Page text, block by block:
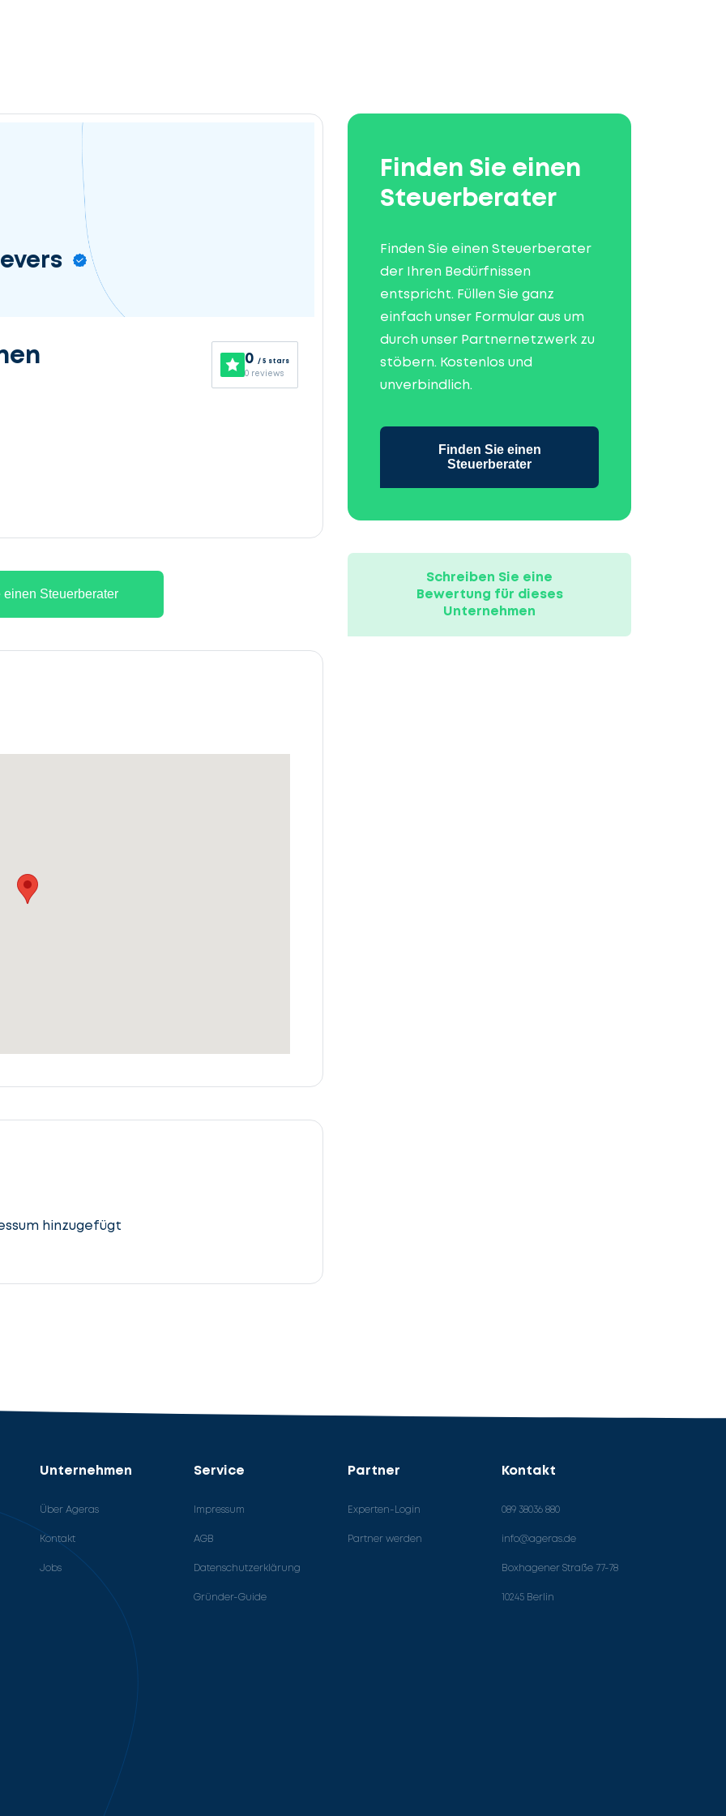
0 / 5 stars
0 reviews
einen Steuerberater
hinzugefügt
Finden Sie einen
Steuerberater
Finden Sie einen Steuerberater
der Ihren Bedürfnissen
entspricht. Füllen Sie ganz
einfach unser Formular aus um
durch unser Partnernetzwerk zu
stöbern. Kostenlos und
unverbindlich.
Finden Sie einen
Steuerberater
Schreiben Sie eine
Bewertung für dieses
Unternehmen
Unternehmen
Über Ageras
Kontakt
Jobs
Service
Impressum
AGB
Datenschutzerklärung
Gründer-Guide
Partner
Experten-Login
Partner werden
Kontakt
089 38036 880
info@ageras.de
Boxhagener Straße 77-78
10245 Berlin